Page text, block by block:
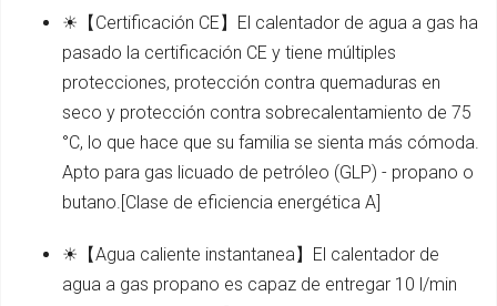
☀【Certificación CE】El calentador de agua a gas ha
pasado la certificación CE y tiene múltiples
protecciones, protección contra quemaduras en
seco y protección contra sobrecalentamiento de 75
°C, lo que hace que su familia se sienta más cómoda.
Apto para gas licuado de petróleo (GLP) - propano o
butano.[Clase de eficiencia energética A]
☀【Agua caliente instantanea】El calentador de
agua a gas propano es capaz de entregar 10 l/min